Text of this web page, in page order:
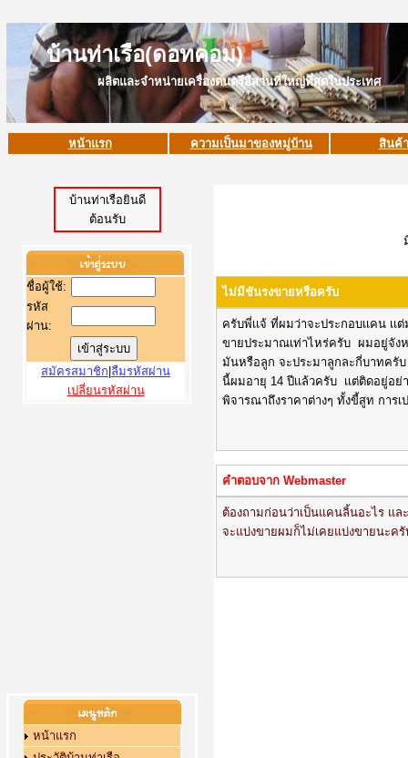
บ้านท่าเรือ(ดอทคอม)
ผลิตและจำหน่ายเครื่องดนตรีอีสานที่ใหญ่ที่สุดในประเทศ
หน้าแรก ความเป็นมาของหมู่บ้าน สินค้
บ้านท่าเรือยินดี
ต้อนรับ
ชื่อผู้ใช้:
รหัส
ผ่าน:
สมัครสมาชิก ลืมรหัสผ่าน
เปลี่ยนรหัสผ่าน
หน้าแรก
ไม่มีชันรงขายหรือครับ
ครับพี่เเจ้ ที่ผมว่าจะประกอบเเคน
ขายประมาณเท่าไหร่ครับ ผมอยู่จังห
มันหรือลูก จะประมาลูกละกี่บาทครั
นี้ผมอายุ 14 ปีเเล้วครับ เเต่ติดอยู่อย่
พิจารณาถึงราคาต่างๆ ทั้งขี้สูท กา
คำตอบจาก Webmaster
ต้องถามก่อนว่าเป็นแคนลิ้นอะไร แ
จะแบ่งขายผมก็ไม่เคยแบ่งขายนะค